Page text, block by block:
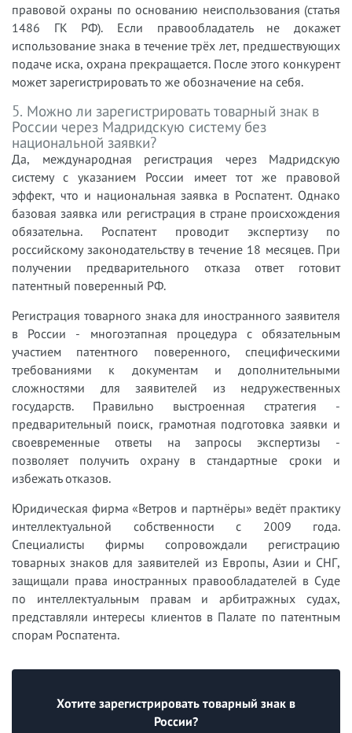
правовой охраны по основанию неиспользования (статья
1486 ГК РФ). Если правообладатель не докажет
использование знака в течение трёх лет, предшествующих
подаче иска, охрана прекращается. После этого конкурент
может зарегистрировать то же обозначение на себя.
5. Можно ли зарегистрировать товарный знак в
России через Мадридскую систему без
национальной заявки?
Да, международная регистрация через Мадридскую
систему с указанием России имеет тот же правовой
эффект, что и национальная заявка в Роспатент. Однако
базовая заявка или регистрация в стране происхождения
обязательна. Роспатент проводит экспертизу по
российскому законодательству в течение 18 месяцев. При
получении предварительного отказа ответ готовит
патентный поверенный РФ.
Регистрация товарного знака для иностранного заявителя
в России - многоэтапная процедура с обязательным
участием патентного поверенного, специфическими
требованиями к документам и дополнительными
сложностями для заявителей из недружественных
государств. Правильно выстроенная стратегия -
предварительный поиск, грамотная подготовка заявки и
своевременные ответы на запросы экспертизы -
позволяет получить охрану в стандартные сроки и
избежать отказов.
Юридическая фирма «Ветров и партнёры» ведёт практику
интеллектуальной собственности с 2009 года.
Специалисты фирмы сопровождали регистрацию
товарных знаков для заявителей из Европы, Азии и СНГ,
защищали права иностранных правообладателей в Суде
по интеллектуальным правам и арбитражных судах,
представляли интересы клиентов в Палате по патентным
спорам Роспатента.
Хотите зарегистрировать товарный знак в
России?